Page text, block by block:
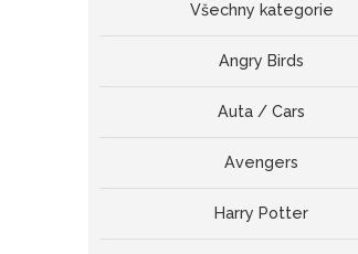
Všechny kategorie
Angry Birds
Auta / Cars
Avengers
Harry Potter